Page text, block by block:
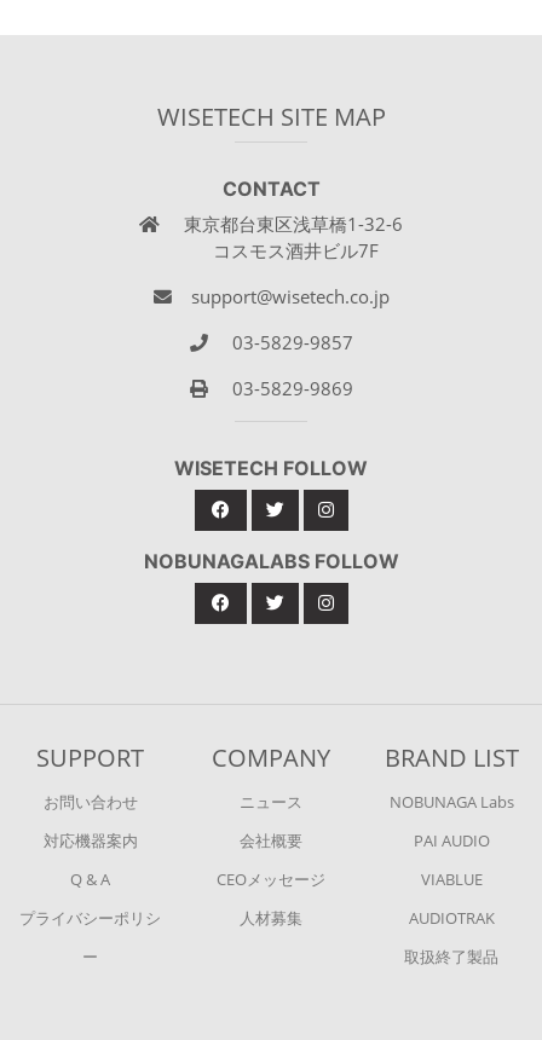
WISETECH SITE MAP
CONTACT
東京都台東区浅草橋1-32-6
コスモス酒井ビル7F
support@wisetech.co.jp
03-5829-9857
03-5829-9869
WISETECH FOLLOW
NOBUNAGALABS FOLLOW
SUPPORT
お問い合わせ
対応機器案内
Q & A
プライバシーポリシ
ー
COMPANY
ニュース
会社概要
CEOメッセージ
人材募集
BRAND LIST
NOBUNAGA Labs
PAI AUDIO
VIABLUE
AUDIOTRAK
取扱終了製品